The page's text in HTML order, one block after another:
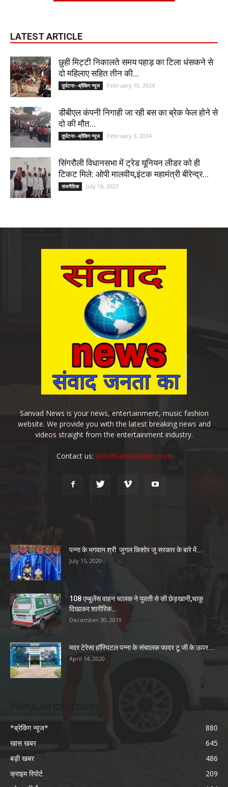
LATEST ARTICLE
छुही मिट्टी निकालते समय पहाड़ का टिला धंसकने से
दो महिलाए सहित तीन की...
दुर्घटना--ब्रेंकिग न्यूज February 10, 2024
डीबीएल कंपनी निगाही जा रही बस का ब्रेक फेल होने से
दो की मौत...
दुर्घटना--ब्रेंकिग न्यूज February 3, 2024
सिंगरौली विधानसभा में ट्रेड यूनियन लीडर को ही
टिकट मिले: ओपी मालवीय,इंटक महामंत्री बीरेन्द्र...
राजनैतिक July 16, 2023
Sanvad News is your news, entertainment, music fashion
website. We provide you with the latest breaking news and
videos straight from the entertainment industry.
Contact us: info@sanvadnews.com
पन्ना के भगवान श्री जुगल किशोर जू सरकार के बारे में...
July 15, 2020
108 एम्बुलेंस वाहन चालक ने युवती से की छेड़खानी,चाकू
दिखाकर शारीरिक...
December 30, 2019
मदर टेरेसा हॉस्पिटल पन्ना के संचालक फादर टू जी के ऊपर...
April 14, 2020
*ब्रेकिंग न्यूज*
880
खास खबर
645
बड़ी खबर
486
क्राइम रिपोर्ट
209